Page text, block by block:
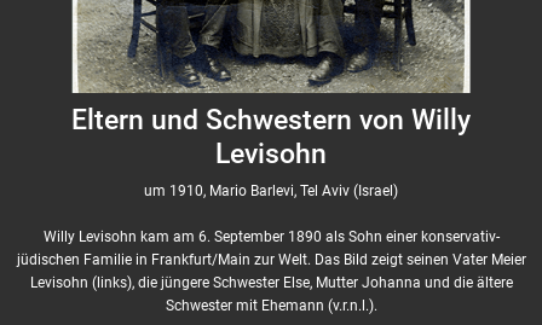
Eltern und Schwestern von Willy
Levisohn
um 1910, Mario Barlevi, Tel Aviv (Israel)
Willy Levisohn kam am 6. September 1890 als Sohn einer konservativ-
jüdischen Familie in Frankfurt/Main zur Welt. Das Bild zeigt seinen Vater Meier
Levisohn (links), die jüngere Schwester Else, Mutter Johanna und die ältere
Schwester mit Ehemann (v.r.n.l.).